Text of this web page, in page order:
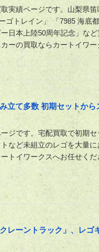
実績ページです。山梨県笛
ゴトレイン」 「7985 海底
日本上陸50周年記念」など
ーの買取ならカートイワー
立て多数 初期セットから
ジです。宅配買取で初期セ
など未組立のレゴを大量に
トイワークスへお任せくだ
レーントラック」、レゴ